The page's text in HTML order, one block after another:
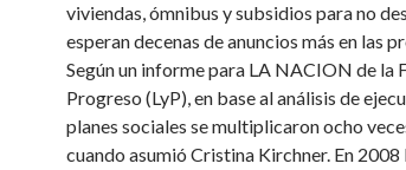
viviendas, ómnibus y subsidios para no
esperan decenas de anuncios más en las
Según un informe para LA NACION de la
Progreso (LyP), en base al análisis de
planes sociales se multiplicaron ocho
cuando asumió Cristina Kirchner. En